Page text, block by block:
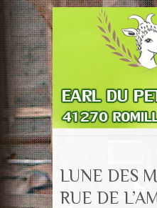
LUNE DES
RUE DE